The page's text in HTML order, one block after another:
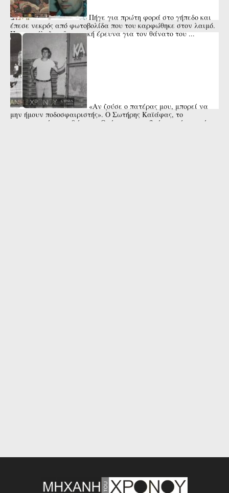
Πήγε για πρώτη φορά στο γήπεδο και
έπεσε νεκρός από φωτοβολίδα που του καρφώθηκε στον λαιμό.
Που κατέληξε η δικαστική έρευνα για τον θάνατο του ...
«Αν ζούσε ο πατέρας μου, μπορεί να
μην ήμουν ποδοσφαιριστής». Ο Σωτήρης Καϊάφας, το
αναντικατάστατο 9άρι της Ομόνοιας, που βγήκε πρώτος σκόρερ